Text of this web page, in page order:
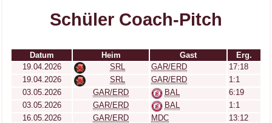
Schüler Coach-Pitch
Datum Heim Gast
Erg.
19.04.2026
SRL GAR/ERD
17:18
19.04.2026
SRL GAR/ERD
1:1
03.05.2026
GAR/ERD BAL
6:19
03.05.2026
GAR/ERD BAL
1:1
16.05.2026
GAR/ERD MDC
13:12